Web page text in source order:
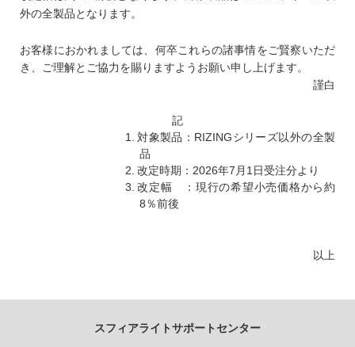
外の全製品となります。
お客様におかれましては、何卒これらの諸事情をご賢察いただ
き、ご理解とご協力を賜りますようお願い申し上げます。
謹白
記
1.
対象製品： RIZINGシリーズ以外の全製
品
2. 改定時期： 2026年7 月 1 日受注分より
3. 改定幅 ：現行の希望小売価格から約
8％前後
以上
スフィアライトサポートセンター